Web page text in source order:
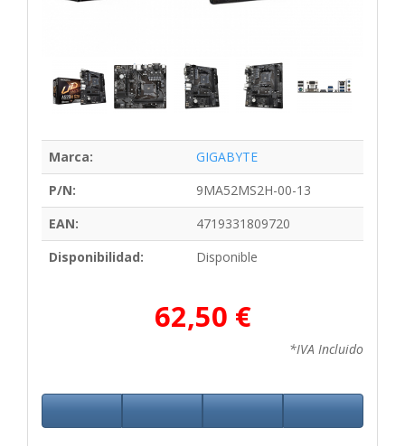
Marca:
GIGABYTE
P/N:
9MA52MS2H-00-13
EAN:
4719331809720
Disponibilidad:
Disponible
62,50 €
*IVA Incluido